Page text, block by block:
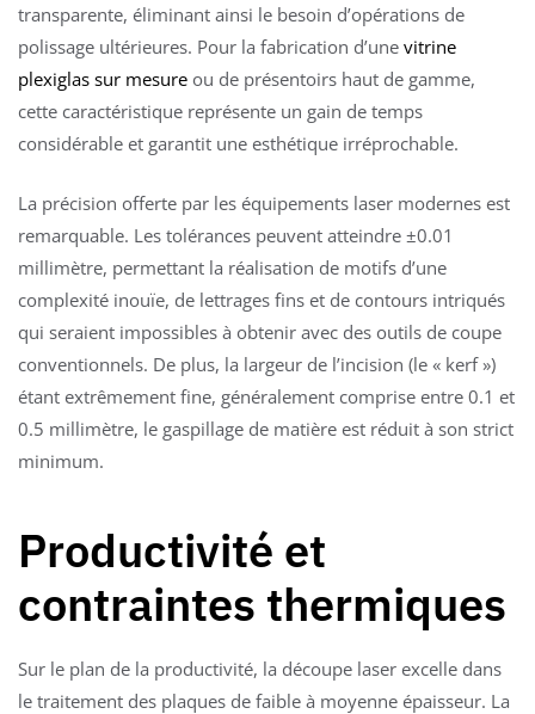
transparente, éliminant ainsi le besoin d’opérations de
polissage ultérieures. Pour la fabrication d’une vitrine
plexiglas sur mesure ou de présentoirs haut de gamme,
cette caractéristique représente un gain de temps
considérable et garantit une esthétique irréprochable.
La précision offerte par les équipements laser modernes est
remarquable. Les tolérances peuvent atteindre ±0.01
millimètre, permettant la réalisation de motifs d’une
complexité inouïe, de lettrages fins et de contours intriqués
qui seraient impossibles à obtenir avec des outils de coupe
conventionnels. De plus, la largeur de l’incision (le « kerf »)
étant extrêmement fine, généralement comprise entre 0.1 et
0.5 millimètre, le gaspillage de matière est réduit à son strict
minimum.
Productivité et
contraintes thermiques
Sur le plan de la productivité, la découpe laser excelle dans
le traitement des plaques de faible à moyenne épaisseur. La